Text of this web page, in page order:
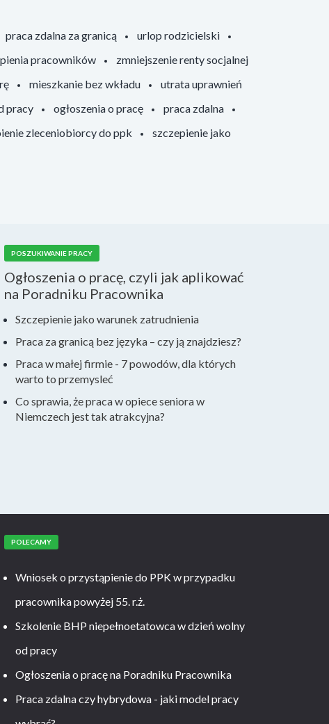
praca zdalna za granicą
urlop rodzicielski
pracowników
zmniejszenie renty socjalnej
mieszkanie bez wkładu
utrata uprawnień
pracy ogłoszenia o pracę
praca zdalna
zleceniobiorcy do ppk
szczepienie jako
POSZUKIWANIE PRACY
Ogłoszenia o pracę, czyli jak aplikować
na Poradniku Pracownika
Szczepienie jako warunek zatrudnienia
Praca za granicą bez języka – czy ją znajdziesz?
Praca w małej firmie - 7 powodów, dla których
warto to przemysleć
Co sprawia, że praca w opiece seniora w
Niemczech jest tak atrakcyjna?
POLECAMY
Wniosek o przystąpienie do PPK w przypadku
pracownika powyżej 55. r.ż.
Szkolenie BHP niepełnoetatowca w dzień wolny
od pracy
Ogłoszenia o pracę na Poradniku Pracownika
Praca zdalna czy hybrydowa - jaki model pracy